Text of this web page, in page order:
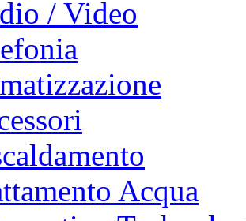
/ Video
Acqua